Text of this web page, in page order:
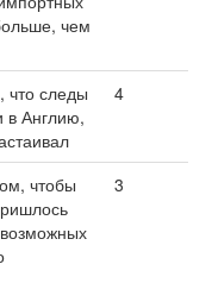
чем
что следы
в Англию,
4
чтобы
3